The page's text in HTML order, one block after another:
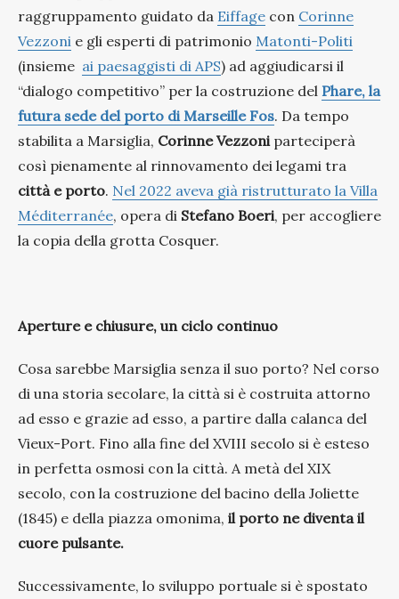
raggruppamento guidato da Eiffage con Corinne
Vezzoni e gli esperti di patrimonio Matonti-Politi
(insieme ai paesaggisti di APS) ad aggiudicarsi il
“dialogo competitivo” per la costruzione del Phare, la
futura sede del porto di Marseille Fos. Da tempo
stabilita a Marsiglia, Corinne Vezzoni parteciperà
così pienamente al rinnovamento dei legami tra
città e porto. Nel 2022 aveva già ristrutturato la Villa
Méditerranée, opera di Stefano Boeri, per accogliere
la copia della grotta Cosquer.
Aperture e chiusure, un ciclo continuo
Cosa sarebbe Marsiglia senza il suo porto? Nel corso
di una storia secolare, la città si è costruita attorno
ad esso e grazie ad esso, a partire dalla calanca del
Vieux-Port. Fino alla fine del XVIII secolo si è esteso
in perfetta osmosi con la città. A metà del XIX
secolo, con la costruzione del bacino della Joliette
(1845) e della piazza omonima, il porto ne diventa il
cuore pulsante.
Successivamente, lo sviluppo portuale si è spostato